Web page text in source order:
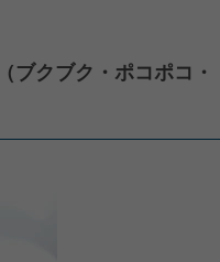
ブクブク・ポコポコ・